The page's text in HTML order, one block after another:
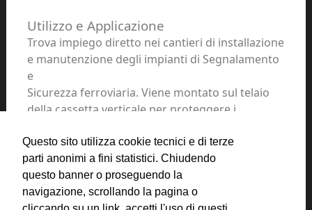
Questo sito utilizza cookie tecnici e di terze
parti anonimi a fini statistici. Chiudendo
questo banner o proseguendo la
navigazione, scrollando la pagina o
Utilizzo e Applicazione
Trova impiego diretto nei cantieri di installazione
e manutenzione degli impianti di Segnalamento
e
Sicurezza ferroviaria. Viene montato sul telaio
della cassetta verticale per proteggere i
elettrici e le morsettiere dedicate ai circuiti di
binario, ai segnali luminosi e alle
apparecchiature di piazzale.